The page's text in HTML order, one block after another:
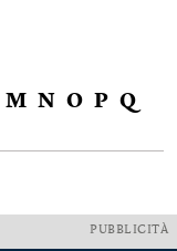
M N O P Q
PUBBLICITÀ